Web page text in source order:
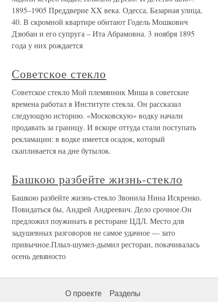
1895–1905 Преддверие XX века. Одесса, Базарная улица,
40. В скромной квартире обитают Годель Мошкович
Дзюбан и его супруга – Ита Абрамовна. 3 ноября 1895
года у них рождается
Советское стекло
Советское стекло Мой племянник Миша в советские
времена работал в Институте стекла. Он рассказал
следующую историю. «Московскую» водку начали
продавать за границу. И вскоре оттуда стали поступать
рекламации: в водке имеется осадок, который
скапливается на дне бутылок.
Башкою разбейте жизнь-стекло
Башкою разбейте жизнь-стекло Звонила Нина Искренко.
Повидаться бы, Андрей Андреевич. Дело срочное.Он
предложил поужинать в ресторане ЦДЛ. Место для
задушевных разговоров не самое удачное — зато
привычное.Плыл-шумел-дымил ресторан, покачивалась
осень девяносто
О проекте Разделы